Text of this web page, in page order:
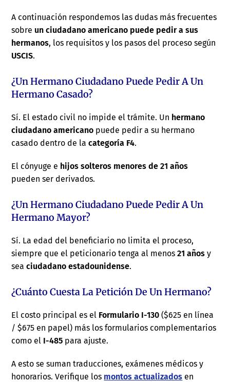
A continuación respondemos las dudas más frecuentes
sobre un ciudadano americano puede pedir a sus
hermanos, los requisitos y los pasos del proceso según
USCIS.
¿Un Hermano Ciudadano Puede Pedir A Un
Hermano Casado?
Sí. El estado civil no impide el trámite. Un hermano
ciudadano americano puede pedir a su hermano
casado dentro de lacategoría F4.
El cónyuge e hijos solteros menores de 21 años
pueden ser derivados.
¿Un Hermano Ciudadano Puede Pedir A Un
Hermano Mayor?
Sí. La edad del beneficiario no limita el proceso,
siempre que el peticionario tenga al menos21 años y
seaciudadano estadounidense.
¿Cuánto Cuesta La Petición De Un Hermano?
El costo principal es el Formulario I-130 ($625 en línea
/ $675 en papel) más los formularios complementarios
como el I-485 para ajuste.
A esto se suman traducciones, exámenes médicos y
honorarios. Verifique los montos actualizados en